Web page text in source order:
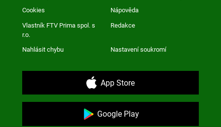
Cookies Nápověda
Vlastník FTV Prima spol. s
r.o.
Redakce
Nahlásit chybu Nastavení soukromí
App Store
Google Play